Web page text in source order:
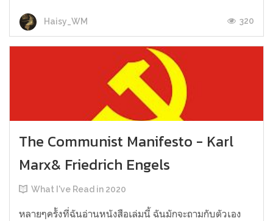
Haisy_WM 320
The Communist Manifesto - Karl
Marx& Friedrich Engels
What I've Read in 2020
หลายๆครั้งที่ฉันอ่านหนังสือเล่มนี้ ฉันมักจะถามกับตัวเอง